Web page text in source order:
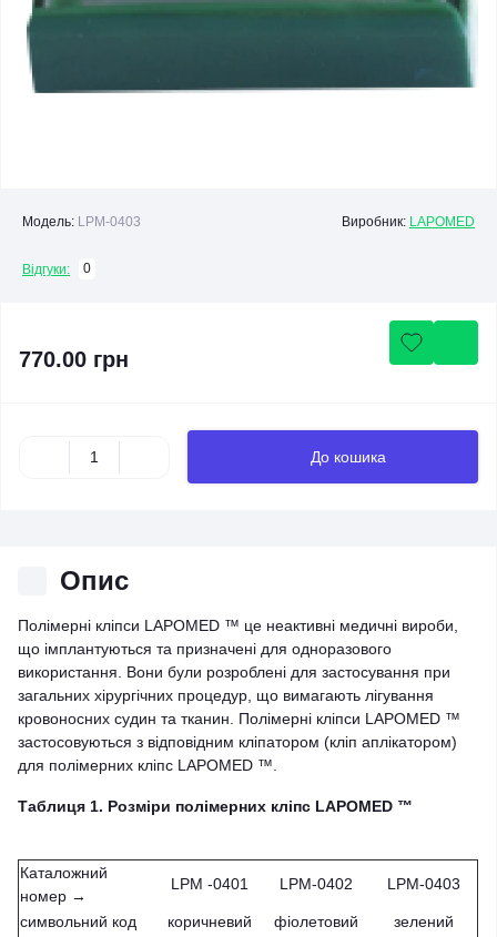
Модель: LPM-0403 Виробник: LAPOMED
Відгуки: 0
770.00 грн
До кошика
Опис
Полімерні кліпси LAPOMED ™ це неактивні медичні вироби,
що імплантуються та призначені для одноразового
використання. Вони були розроблені для застосування при
загальних хірургічних процедур, що вимагають лігування
кровоносних судин та тканин. Полімерні кліпси LAPOMED ™
застосовуються з відповідним кліпатором (кліп аплікатором)
для полімерних кліпс LAPOMED ™.
Таблиця 1. Розміри полімерних кліпс LAPOMED ™
Каталожний
номер →
LPM -0401 LPM-0402 LPM-0403
символьний код коричневий фіолетовий
зелений